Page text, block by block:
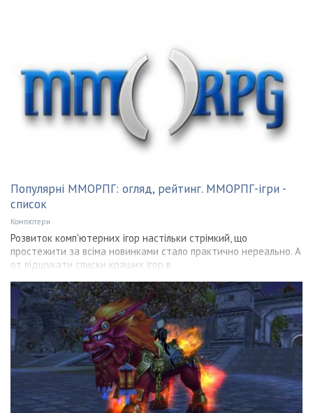
Популярні ММОРПГ: огляд, рейтинг. ММОРПГ-ігри -
список
Компютери
Розвиток комп'ютерних ігор настільки стрімкий, що
простежити за всіма новинками стало практично нереально. А
от відшукати списки кращих ігор в